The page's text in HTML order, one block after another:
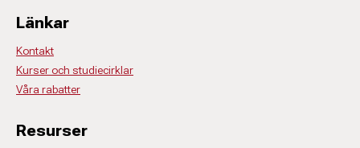
Länkar
Kontakt
Kurser och studiecirklar
Våra rabatter
Resurser